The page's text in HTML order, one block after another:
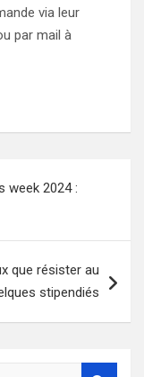
via leur
par mail à
week 2024 :
que résister au
stipendiés